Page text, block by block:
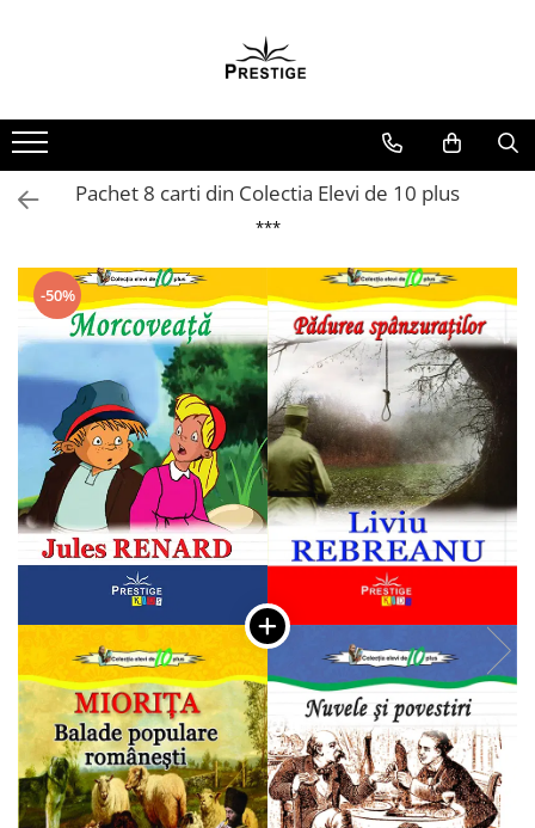
Noutati
Promotii
Pachete Speciale Carti
Arte Divinatorii
Astrologie
Dezvoltare Spirituala
KidConnection
Minte Corp
New Illuminati Files
Numerologie
Paranormal
Parapsihologie
Ramtha
Audiobook
ReConnect
Religie
Crestinism
Pachet 8 carti din Colectia Elevi de 10 plus
***
-50%